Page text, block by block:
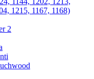
1215, 1167, 1168)
2